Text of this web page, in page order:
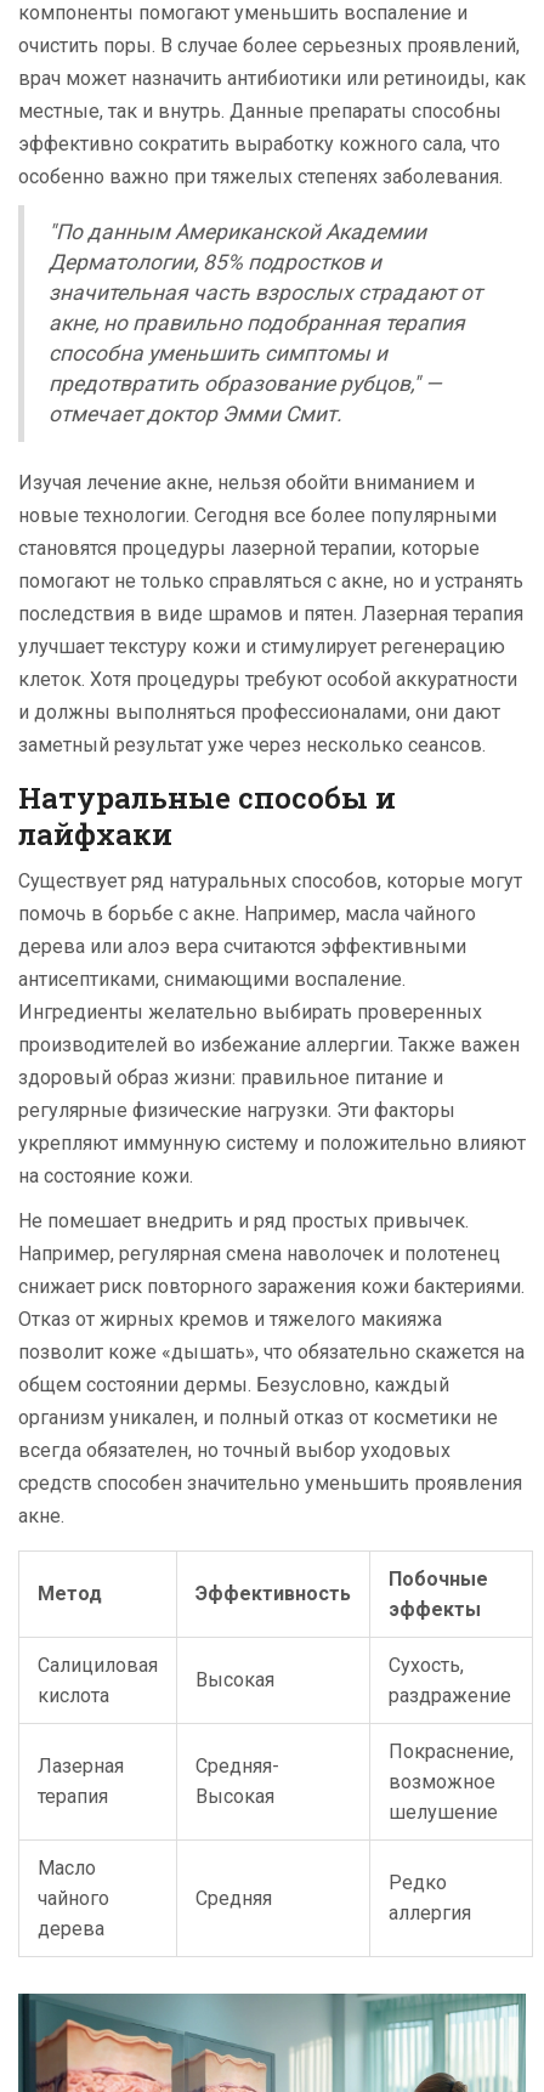
компоненты помогают уменьшить воспаление и
очистить поры. В случае более серьезных проявлений,
врач может назначить антибиотики или ретиноиды, как
местные, так и внутрь. Данные препараты способны
эффективно сократить выработку кожного сала, что
особенно важно при тяжелых степенях заболевания.
"По данным Американской Академии
Дерматологии, 85% подростков и
значительная часть взрослых страдают от
акне, но правильно подобранная терапия
способна уменьшить симптомы и
предотвратить образование рубцов," —
отмечает доктор Эмми Смит.
Изучая лечение акне, нельзя обойти вниманием и
новые технологии. Сегодня все более популярными
становятся процедуры лазерной терапии, которые
помогают не только справляться с акне, но и устранять
последствия в виде шрамов и пятен. Лазерная терапия
улучшает текстуру кожи и стимулирует регенерацию
клеток. Хотя процедуры требуют особой аккуратности
и должны выполняться профессионалами, они дают
заметный результат уже через несколько сеансов.
Натуральные способы и
лайфхаки
Существует ряд натуральных способов, которые могут
помочь в борьбе с акне. Например, масла чайного
дерева или алоэ вера считаются эффективными
антисептиками, снимающими воспаление.
Ингредиенты желательно выбирать проверенных
производителей во избежание аллергии. Также важен
здоровый образ жизни: правильное питание и
регулярные физические нагрузки. Эти факторы
укрепляют иммунную систему и положительно влияют
на состояние кожи.
Не помешает внедрить и ряд простых привычек.
Например, регулярная смена наволочек и полотенец
снижает риск повторного заражения кожи бактериями.
Отказ от жирных кремов и тяжелого макияжа
позволит коже «дышать», что обязательно скажется на
общем состоянии дермы. Безусловно, каждый
организм уникален, и полный отказ от косметики не
всегда обязателен, но точный выбор уходовых
средств способен значительно уменьшить проявления
акне.
Метод Эффективность
Побочные
эффекты
Салициловая
кислота
Высокая
Сухость,
раздражение
Лазерная
терапия
Средняя-
Высокая
Покраснение,
возможное
шелушение
Масло
чайного
дерева
Средняя
Редко
аллергия